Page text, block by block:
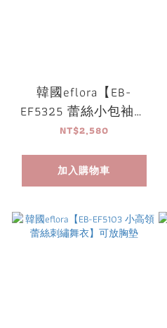
韓國eflora【EB-
EF5325 蕾絲小包袖舞
衣】可放胸墊
NT$2,580
加入購物車